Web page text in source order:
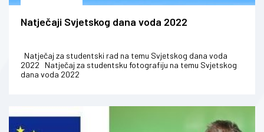
Natječaji Svjetskog dana voda 2022
Natječaj za studentski rad na temu Svjetskog dana voda
2022 Natječaj za studentsku fotografiju na temu Svjetskog
dana voda 2022